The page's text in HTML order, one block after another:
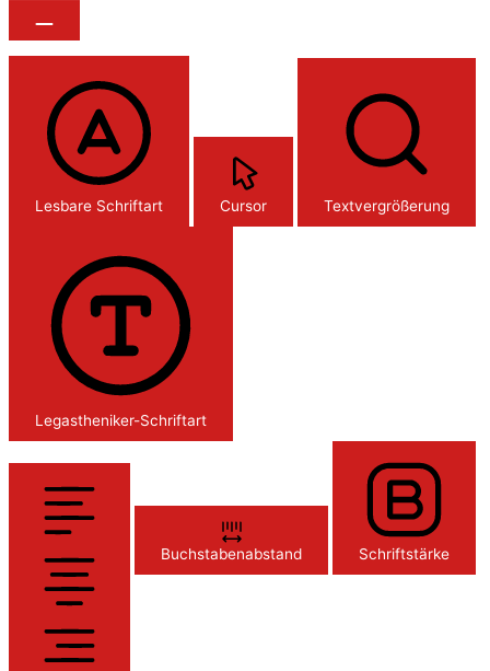
Lesbare Schriftart Cursor Textvergrößerung
Legastheniker-Schriftart
Buchstabenabstand Schriftstärke